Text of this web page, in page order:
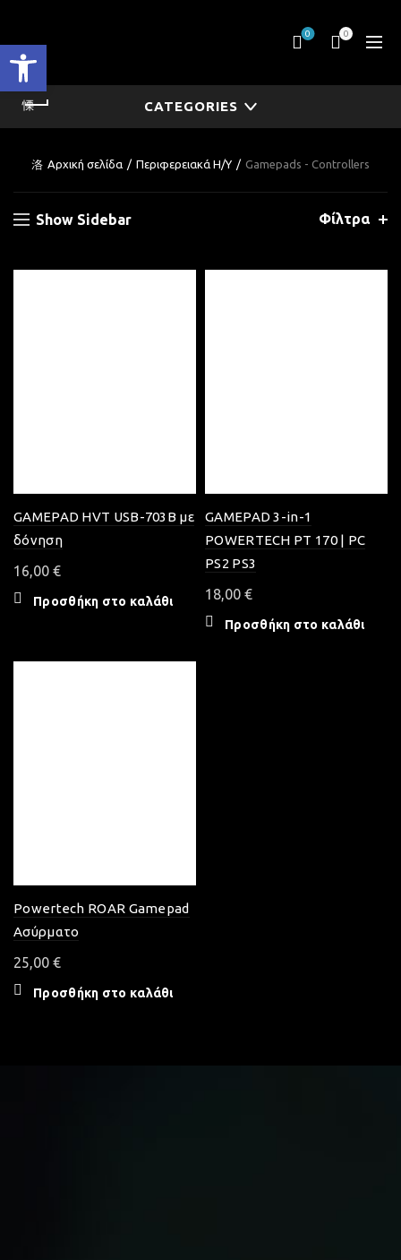
0 0
CATEGORIES
Αρχική σελίδα Περιφερειακά Η/Υ Gamepads - Controllers
Show Sidebar Φίλτρα
GAMEPAD HVT USB-703B με
δόνηση
16,00 €
Προσθήκη στο καλάθι
GAMEPAD 3-in-1
POWERTECH PT 170 | PC
PS2 PS3
18,00 €
Προσθήκη στο καλάθι
Powertech ROAR Gamepad
Ασύρματο
25,00 €
Προσθήκη στο καλάθι
Ανοίξτε τη γραμμή εργαλείων